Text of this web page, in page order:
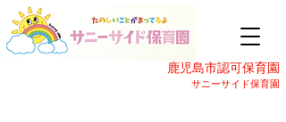
鹿児島市認可保育園
サニーサイド保育園